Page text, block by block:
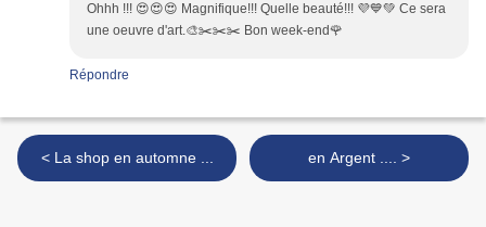
Ohhh !!! 😍😍😍 Magnifique!!! Quelle beauté!!! 💜💙💚 Ce sera
une oeuvre d'art.🎨✂️✂️✂️ Bon week-end🌹
Répondre
< La shop en automne ... en Argent .... >